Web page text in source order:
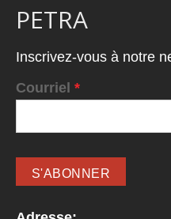
PETRA
Inscrivez-vous à notre
Courriel *